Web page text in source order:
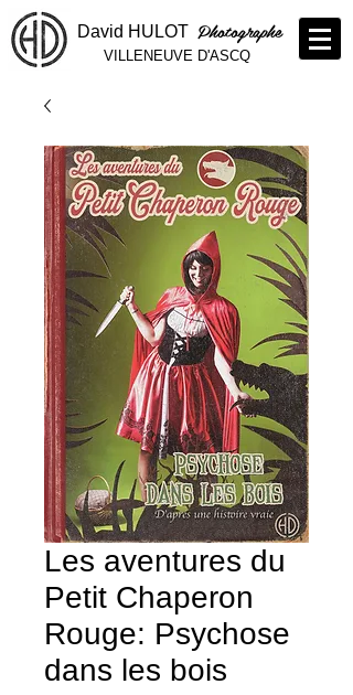
David HULOT Photographe
VILLENEUVE D'ASCQ
Les aventures du
Petit Chaperon
Rouge: Psychose
dans les bois